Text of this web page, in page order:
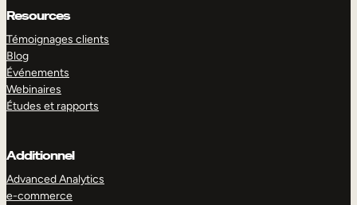
Resources
Témoignages clients
Blog
Événements
Webinaires
Études et rapports
Additionnel
Advanced Analytics
e-commerce